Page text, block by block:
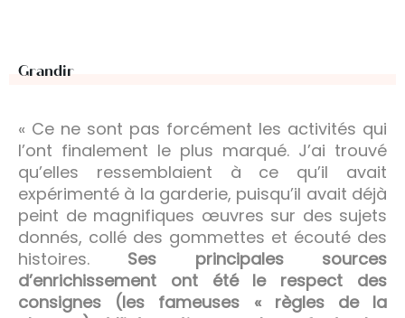
Grandir
« Ce ne sont pas forcément les activités qui
l’ont finalement le plus marqué. J’ai trouvé
qu’elles ressemblaient à ce qu’il avait
expérimenté à la garderie, puisqu’il avait déjà
peint de magnifiques œuvres sur des sujets
donnés, collé des gommettes et écouté des
histoires. Ses principales sources
d’enrichissement ont été le respect des
consignes (les fameuses « règles de la